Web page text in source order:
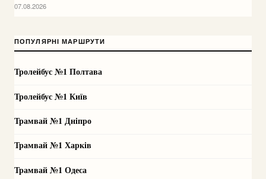
07.08.2026
ПОПУЛЯРНІ МАРШРУТИ
Тролейбус №1 Полтава
Тролейбус №1 Київ
Трамвай №1 Дніпро
Трамвай №1 Харків
Трамвай №1 Одеса